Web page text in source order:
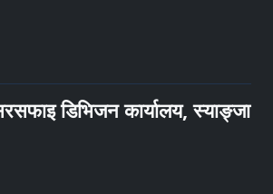
डिभिजन कार्यालय, स्याङ्जा